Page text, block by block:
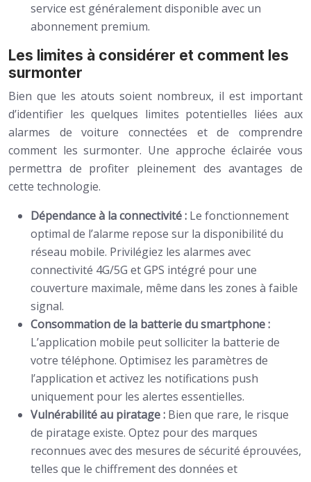
service est généralement disponible avec un
abonnement premium.
Les limites à considérer et comment les
surmonter
Bien que les atouts soient nombreux, il est important
d’identifier les quelques limites potentielles liées aux
alarmes de voiture connectées et de comprendre
comment les surmonter. Une approche éclairée vous
permettra de profiter pleinement des avantages de
cette technologie.
Dépendance à la connectivité : Le fonctionnement
optimal de l’alarme repose sur la disponibilité du
réseau mobile. Privilégiez les alarmes avec
connectivité 4G/5G et GPS intégré pour une
couverture maximale, même dans les zones à faible
signal.
Consommation de la batterie du smartphone :
L’application mobile peut solliciter la batterie de
votre téléphone. Optimisez les paramètres de
l’application et activez les notifications push
uniquement pour les alertes essentielles.
Vulnérabilité au piratage : Bien que rare, le risque
de piratage existe. Optez pour des marques
reconnues avec des mesures de sécurité éprouvées,
telles que le chiffrement des données et